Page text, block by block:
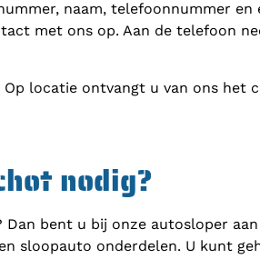
naam, telefoonnummer
met ons op. Aan de telefoon
locatie ontvangt u van ons het
nodig?
bent u bij onze autosloper
sloopauto onderdelen. U kunt